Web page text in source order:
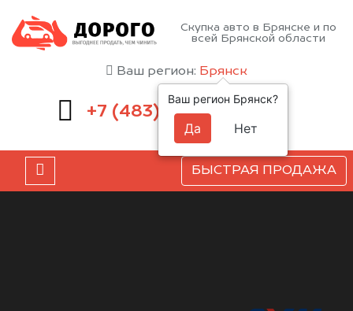
Скупка авто в Брянске и по
всей Брянской области
Ваш регион: Брянск
+7 (483) 232-00-41
БЫСТРАЯ ПРОДАЖА
Ваш регион Брянск?
Да Нет